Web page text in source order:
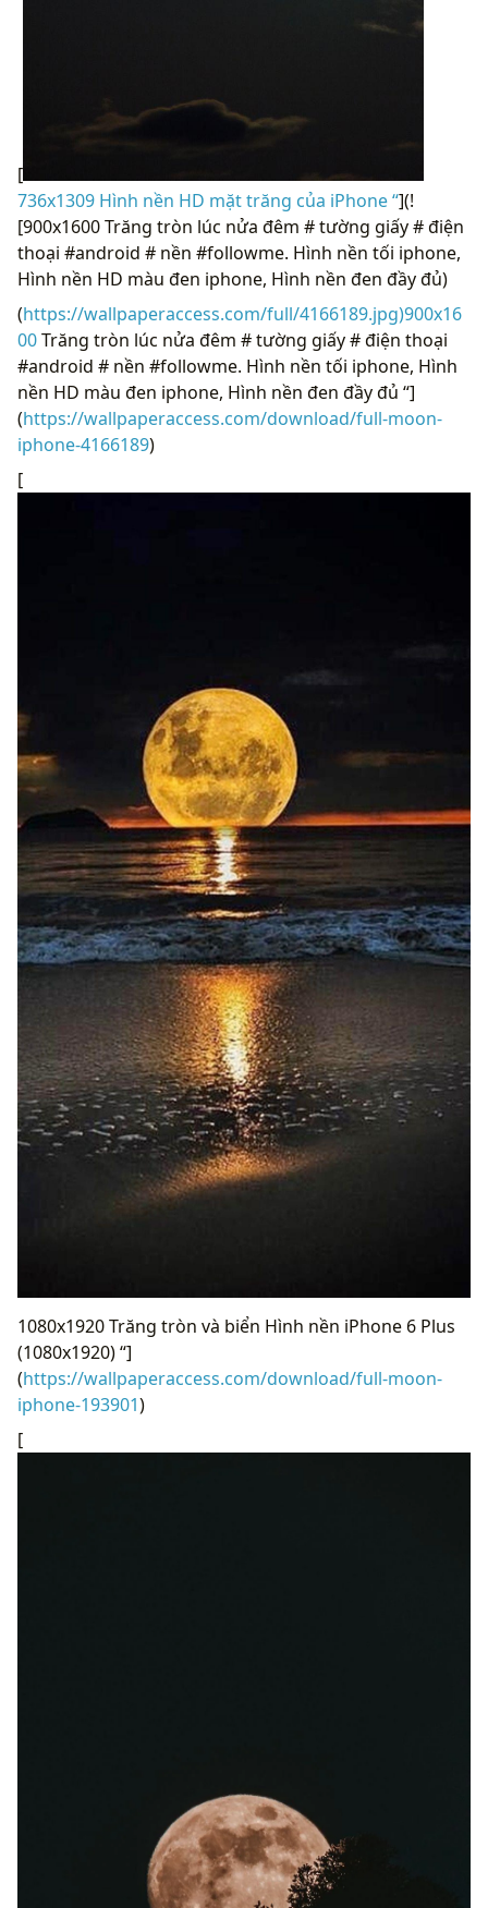
[
736x1309 Hình nền HD mặt trăng của iPhone “](!
[900x1600 Trăng tròn lúc nửa đêm # tường giấy # điện
thoại #android # nền #followme. Hình nền tối iphone,
Hình nền HD màu đen iphone, Hình nền đen đầy đủ)
(https://wallpaperaccess.com/full/4166189.jpg)900x16
00Trăng tròn lúc nửa đêm # tường giấy # điện thoại
#android # nền #followme. Hình nền tối iphone, Hình
nền HD màu đen iphone, Hình nền đen đầy đủ “]
(https://wallpaperaccess.com/download/full-moon-
iphone-4166189)
[
1080x1920 Trăng tròn và biển Hình nền iPhone 6 Plus
(1080x1920) “]
(https://wallpaperaccess.com/download/full-moon-
iphone-193901)
[